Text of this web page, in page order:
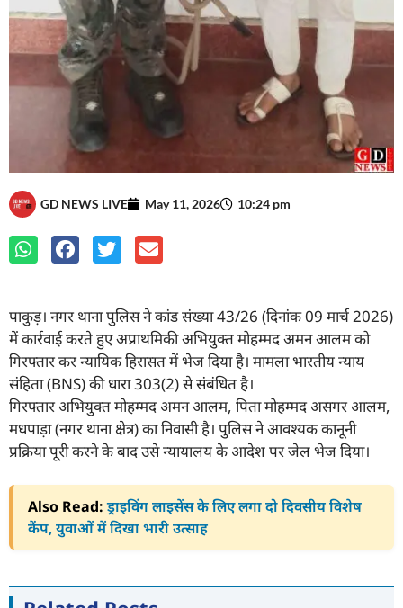
GD NEWS LIVE May 11, 2026 10:24 pm
पाकुड़। नगर थाना पुलिस ने कांड संख्या 43/26 (दिनांक 09 मार्च 2026)
में कार्रवाई करते हुए अप्राथमिकी अभियुक्त मोहम्मद अमन आलम को
गिरफ्तार कर न्यायिक हिरासत में भेज दिया है। मामला भारतीय न्याय
संहिता (BNS) की धारा 303(2) से संबंधित है।
गिरफ्तार अभियुक्त मोहम्मद अमन आलम, पिता मोहम्मद असगर आलम,
मधपाड़ा (नगर थाना क्षेत्र) का निवासी है। पुलिस ने आवश्यक कानूनी
प्रक्रिया पूरी करने के बाद उसे न्यायालय के आदेश पर जेल भेज दिया।
Also Read: ड्राइविंग लाइसेंस के लिए लगा दो दिवसीय विशेष
कैंप, युवाओं में दिखा भारी उत्साह